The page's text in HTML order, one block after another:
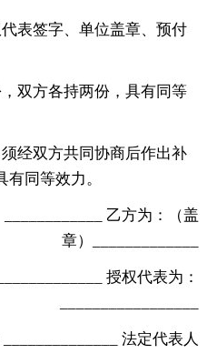
表签字、单位盖章、预付
双方各持两份，具有同等
经双方共同协商后作出补
同等效力。
乙方为：（盖
章）_____________
授权代表为：
法定代表人